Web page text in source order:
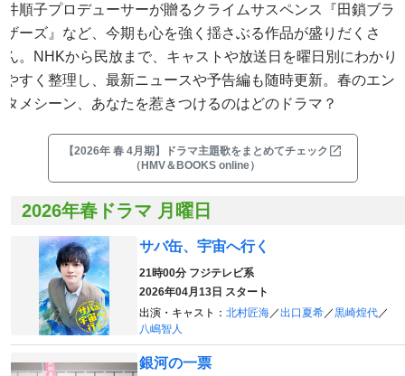
井順子プロデューサーが贈るクライムサスペンス『田鎖ブラ
ザーズ』など、今期も心を強く揺さぶる作品が盛りだくさ
ん。NHKから民放まで、キャストや放送日を曜日別にわかり
やすく整理し、最新ニュースや予告編も随時更新。春のエン
タメシーン、あなたを惹きつけるのはどのドラマ？
【2026年 春 4月期】ドラマ主題歌をまとめてチェック
（HMV＆BOOKS online）
2026年春ドラマ 月曜日
サバ缶、宇宙へ行く
21時00分 フジテレビ系
2026年04月13日 スタート
出演・キャスト： 北村匠海／出口夏希／黒崎煌代／
八嶋智人
銀河の一票